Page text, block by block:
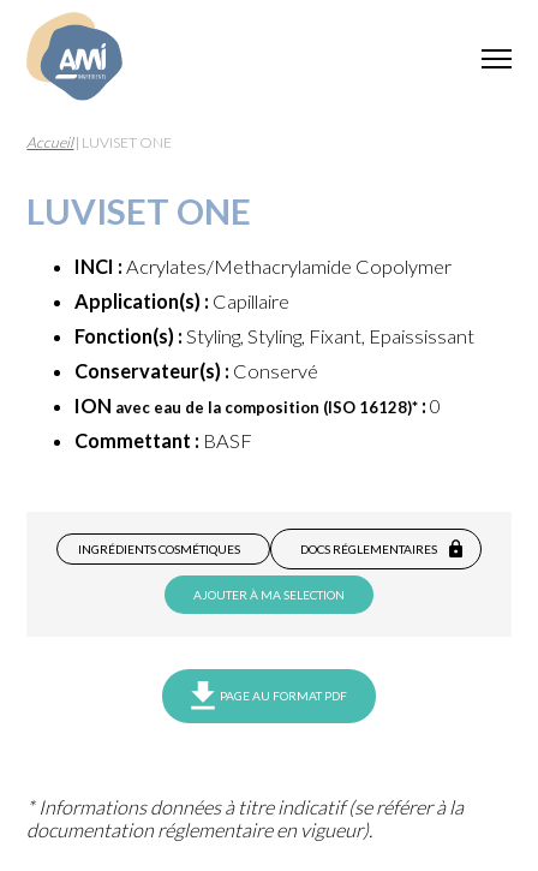
Accueil| LUVISET ONE
LUVISET ONE
INCI : Acrylates/Methacrylamide Copolymer
Application(s) : Capillaire
Fonction(s) : Styling, Styling, Fixant, Epaississant
Conservateur(s) : Conservé
ION avec eau de la composition (ISO 16128)* : 0
Commettant : BASF
INGRÉDIENTS COSMÉTIQUES DOCS RÉGLEMENTAIRES
AJOUTER À MA SELECTION
PAGE AU FORMAT PDF
* Informations données à titre indicatif (se référer à la
documentation réglementaire en vigueur).